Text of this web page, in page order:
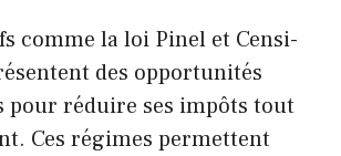
comme la loi Pinel et Censi-
des opportunités
pour réduire ses impôts tout
Ces régimes permettent